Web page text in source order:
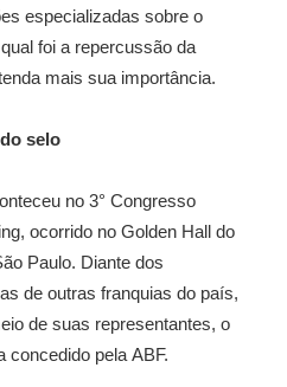
especializadas sobre o
foi a repercussão da
mais sua importância.
selo
no 3° Congresso
ocorrido no Golden Hall do
Paulo. Diante dos
de outras franquias do país,
de suas representantes, o
concedido pela ABF.